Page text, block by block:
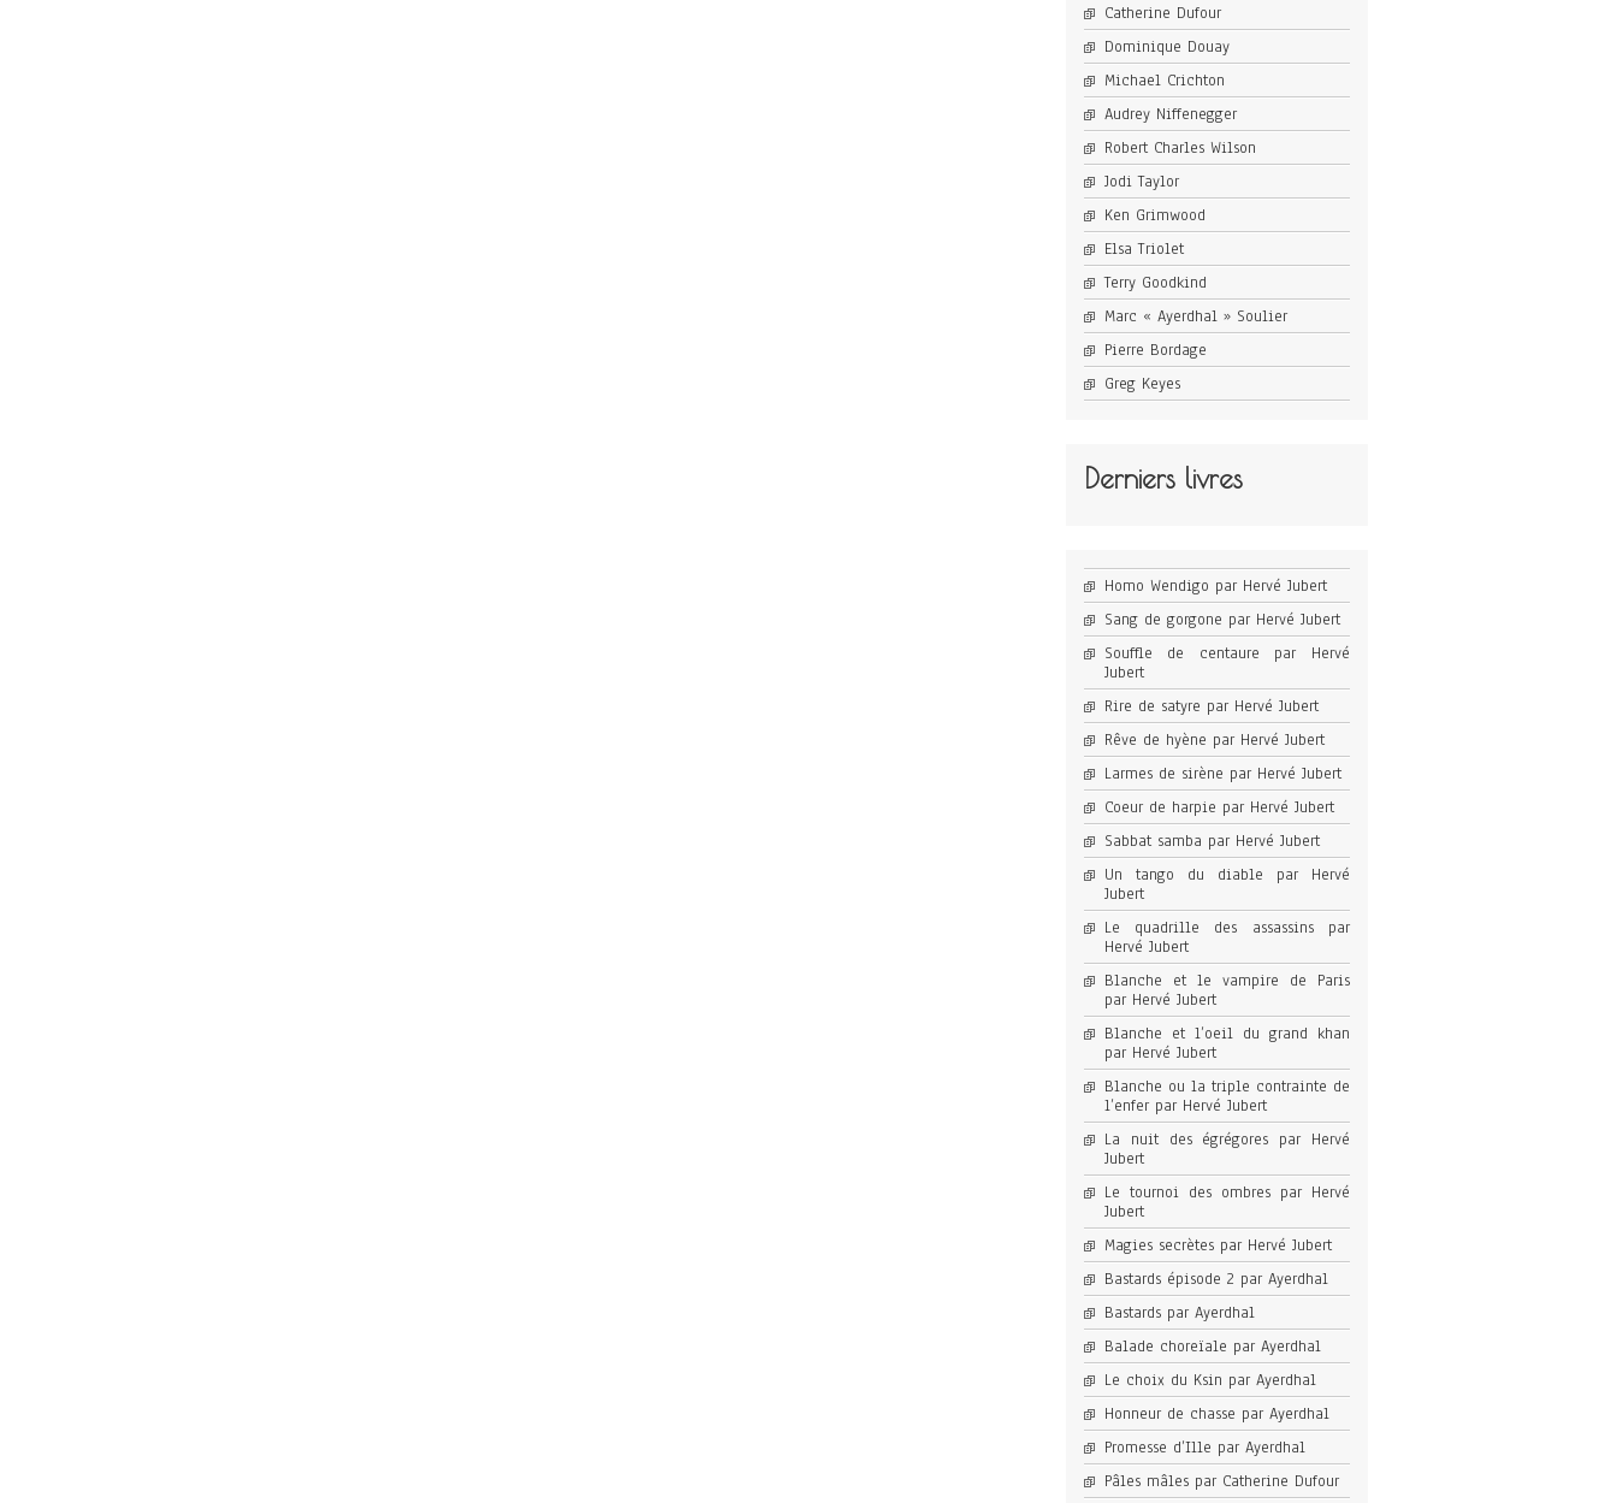
Catherine Dufour
Dominique Douay
Michael Crichton
Audrey Niffenegger
Robert Charles Wilson
Jodi Taylor
Ken Grimwood
Elsa Triolet
Terry Goodkind
Marc « Ayerdhal » Soulier
Pierre Bordage
Greg Keyes
Derniers livres
Homo Wendigo par Hervé Jubert
Sang de gorgone par Hervé Jubert
Souffle de centaure par Hervé
Jubert
Rire de satyre par Hervé Jubert
Rêve de hyène par Hervé Jubert
Larmes de sirène par Hervé Jubert
Coeur de harpie par Hervé Jubert
Sabbat samba par Hervé Jubert
Un tango du diable par Hervé
Jubert
Le quadrille des assassins par
Hervé Jubert
Blanche et le vampire de Paris
par Hervé Jubert
Blanche et l’oeil du grand khan
par Hervé Jubert
Blanche ou la triple contrainte de
l’enfer par Hervé Jubert
La nuit des égrégores par Hervé
Jubert
Le tournoi des ombres par Hervé
Jubert
Magies secrètes par Hervé Jubert
Bastards épisode 2 par Ayerdhal
Bastards par Ayerdhal
Balade choreïale par Ayerdhal
Le choix du Ksin par Ayerdhal
Honneur de chasse par Ayerdhal
Promesse d’Ille par Ayerdhal
Pâles mâles par Catherine Dufour